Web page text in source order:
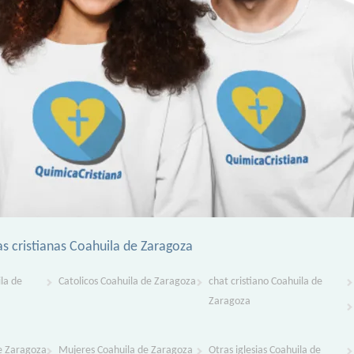
cristianas Coahuila de Zaragoza
de Catolicos Coahuila de Zaragoza
chat cristiano Coahuila de
Zaragoza
Zaragoza Mujeres Coahuila de Zaragoza Otras iglesias Coahuila de